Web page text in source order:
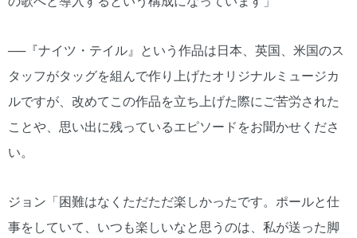
──『ナイツ・テイル』という作品は日本、英国、米国のス
タッフがタッグを組んで作り上げたオリジナルミュージカ
ルですが、改めてこの作品を立ち上げた際にご苦労された
ことや、思い出に残っているエピソードをお聞かせくださ
い。
ジョン「困難はなくただただ楽しかったです。ポールと仕
事をしていて、いつも楽しいなと思うのは、私が送った脚